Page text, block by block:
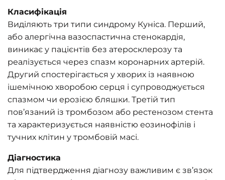
Класифікація
Виділяють три типи синдрому Куніса. Перший,
або алергічна вазоспастична стенокардія,
виникає у пацієнтів без атеросклерозу та
реалізується через спазм коронарних артерій.
Другий спостерігається у хворих із наявною
ішемічною хворобою серця і супроводжується
спазмом чи ерозією бляшки. Третій тип
пов’язаний із тромбозом або рестенозом стента
та характеризується наявністю еозинофілів і
тучних клітин у тромбовій масі.
Діагностика
Для підтвердження діагнозу важливим є зв’язок